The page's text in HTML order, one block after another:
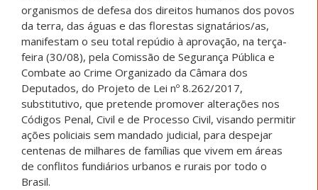
organismos de defesa dos direitos humanos dos povos
da terra, das águas e das florestas signatários/as,
manifestam o seu total repúdio à aprovação, na terça-
feira (30/08), pela Comissão de Segurança Pública e
Combate ao Crime Organizado da Câmara dos
Deputados, do Projeto de Lei nº 8.262/2017,
substitutivo, que pretende promover alterações nos
Códigos Penal, Civil e de Processo Civil, visando permitir
ações policiais sem mandado judicial, para despejar
centenas de milhares de famílias que vivem em áreas
de conflitos fundiários urbanos e rurais por todo o
Brasil.